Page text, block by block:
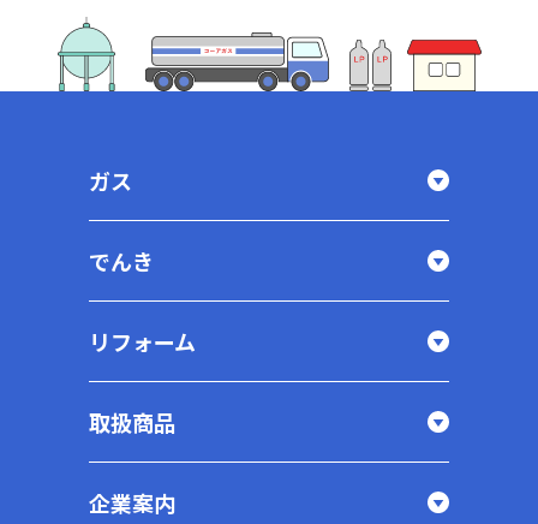
ガス
でんき
リフォーム
取扱商品
企業案内